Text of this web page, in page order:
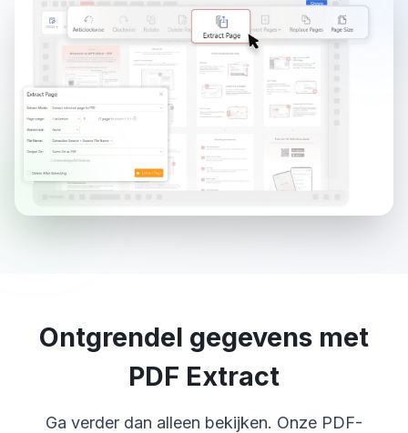
Ontgrendel gegevens met
PDF Extract
Ga verder dan alleen bekijken. Onze PDF-